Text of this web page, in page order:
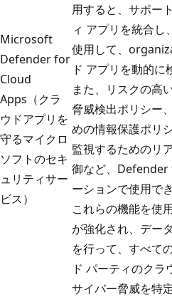
Microsoft
Defender for
Cloud
Apps（クラ
ウドアプリを
守るマイクロ
ソフトのセキ
ュリティサー
ビス）
用すると、サポー
ィ アプリを統合し
使用して、
ド アプリを動的に
また、リスクの高
脅威検出ポリシー
めの情報保護ポリ
監視するためのリ
御など、
ーションで使用で
これらの機能を使
が強化され、デー
を行って、すべて
ド パーティのクラ
サイバー脅威を特